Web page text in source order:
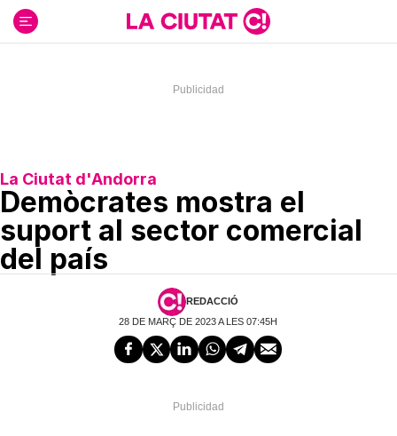
contenido
La Ciutat d'Andorra
Demòcrates mostra el
suport al sector comercial
del país
REDACCIÓ
28 DE MARÇ DE 2023 A LES 07:45H